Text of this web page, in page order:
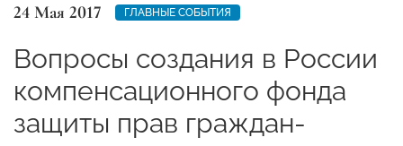
24 Мая 2017 ГЛАВНЫЕ СОБЫТИЯ
Вопросы создания в России
компенсационного фонда
защиты прав граждан-